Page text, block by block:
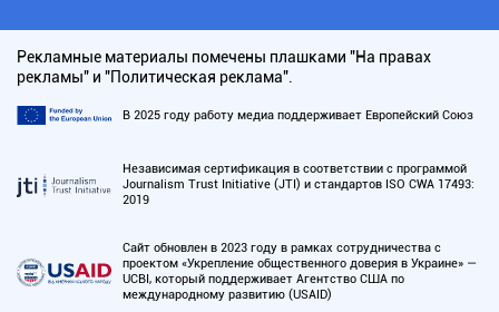
Рекламные материалы помечены плашками "На правах
рекламы" и "Политическая реклама".
В 2025 году работу медиа поддерживает Европейский Союз
Независимая сертификация в соответствии с программой
Journalism Trust Initiative (JTI) и стандартов ISO CWA 17493:
2019
Сайт обновлен в 2023 году в рамках сотрудничества с
проектом «Укрепление общественного доверия в Украине» —
UCBI, который поддерживает Агентство США по
международному развитию (USAID)